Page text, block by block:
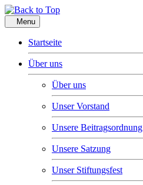
Menu
Startseite
Über uns
Über uns
Unser Vorstand
Unsere Beitragsordnung
Unsere Satzung
Unser Stiftungsfest